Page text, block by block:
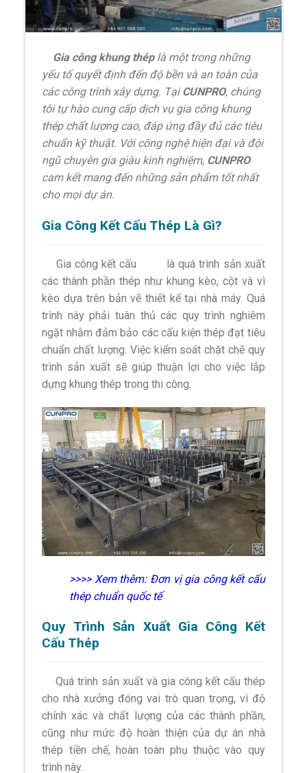
Gia công khung théplà một trong những
yếu tố quyết định đến độ bền và an toàn của
các công trình xây dựng. TạiCUNPRO, chúng
tôi tự hào cung cấp dịch vụ gia công khung
thép chất lượng cao, đáp ứng đầy đủ các tiêu
chuẩn kỹ thuật. Với công nghệ hiện đại và đội
ngũ chuyên gia giàu kinh nghiệm, CUNPRO
cam kết mang đến những sản phẩm tốt nhất
cho mọi dự án.
Gia Công Kết Cấu Thép Là Gì?
Gia công kết cấu
là quá trình sản xuất
các thành phần thép như khung kèo, cột và vì
kèo dựa trên bản vẽ thiết kế tại nhà máy. Quá
trình này phải tuân thủ các quy trình nghiêm
ngặt nhằm đảm bảo các cấu kiện thép đạt tiêu
chuẩn chất lượng. Việc kiểm soát chặt chẽ quy
trình sản xuất sẽ giúp thuận lợi cho việc lắp
dựng khung thép trong thi công.
>>>> Xem thêm: Đơn vị gia công kết cấu
thép chuẩn quốc tế
Quy Trình Sản Xuất Gia Công Kết
Cấu Thép
Quá trình sản xuất và gia công kết cấu thép
cho nhà xưởng đóng vai trò quan trọng, vì độ
chính xác và chất lượng của các thành phần,
cũng như mức độ hoàn thiện của dự án nhà
thép tiền chế, hoàn toàn phụ thuộc vào quy
trình này.